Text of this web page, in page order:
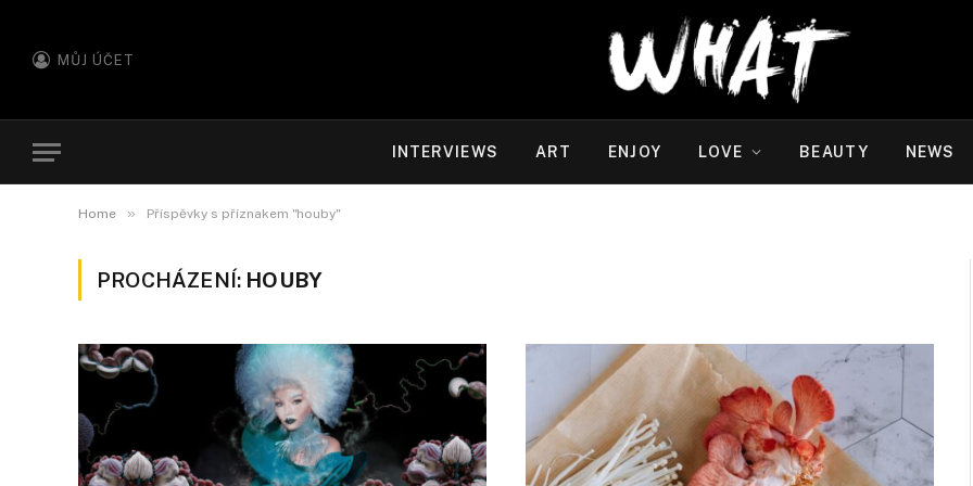
MŮJ ÚČET
INTERVIEWS ART ENJOY LOVE BEAUTY NEWS
Home » Příspěvky s příznakem "houby"
PROCHÁZENÍ: HOUBY